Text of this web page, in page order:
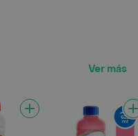
Ver más